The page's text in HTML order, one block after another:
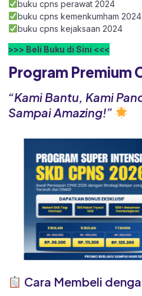
buku cpns perawat 2024
buku cpns kemenkumham 2024
buku cpns kejaksaan 2024
>>> Beli Buku di Sini <<<
Program Premium
“Kami Bantu, Kami
Sampai Amazing!”
Cara Membeli